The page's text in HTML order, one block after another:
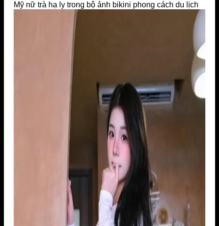
Mỹ nữ trà hạ ly trong bộ ảnh bikini phong cách du lịch